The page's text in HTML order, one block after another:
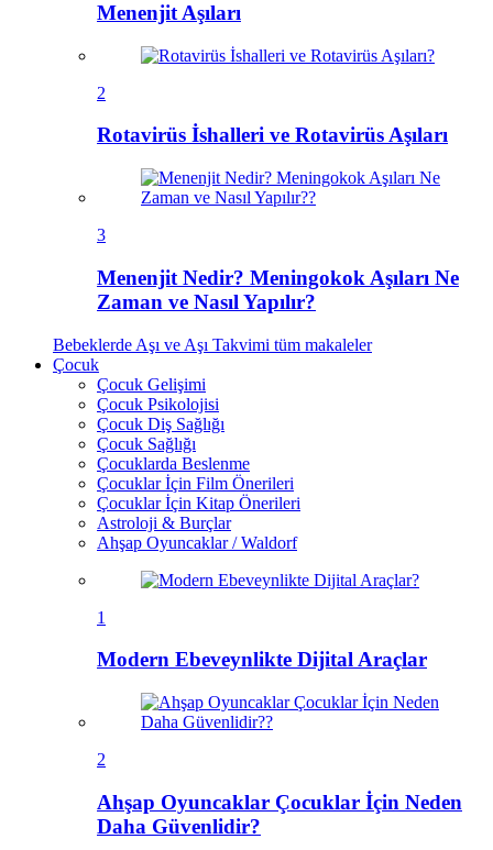
Menenjit Aşıları
2
Rotavirüs İshalleri ve Rotavirüs Aşıları
3
Menenjit Nedir? Meningokok Aşıları Ne
Zaman ve Nasıl Yapılır?
Bebeklerde Aşı ve Aşı Takvimi tüm makaleler
Çocuk
Çocuk Gelişimi
Çocuk Psikolojisi
Çocuk Diş Sağlığı
Çocuk Sağlığı
Çocuklarda Beslenme
Çocuklar İçin Film Önerileri
Çocuklar İçin Kitap Önerileri
Astroloji & Burçlar
Ahşap Oyuncaklar / Waldorf
1
Modern Ebeveynlikte Dijital Araçlar
2
Ahşap Oyuncaklar Çocuklar İçin Neden
Daha Güvenlidir?